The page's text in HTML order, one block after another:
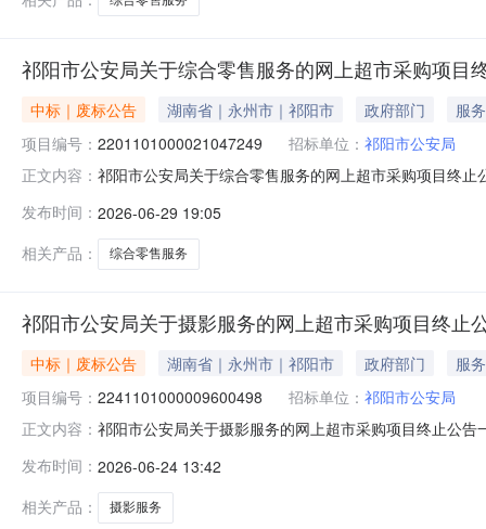
祁阳市公安局关于综合零售服务的网上超市采购项目
中标｜废标公告 湖南省｜永州市｜祁阳市 政府部门
服务
项目编号： 2201101000021047249 招标单位： 祁阳市公安局
正文内容： 祁阳市公安局关于综合零售服务的网上超市采购项目终
八、其他事项：https://hunan.zcygov.cn
发布时间： 2026-06-29 19:05
相关产品：
综合零售服务
祁阳市公安局关于摄影服务的网上超市采购项目终止
中标｜废标公告 湖南省｜永州市｜祁阳市 政府部门
服务
项目编号： 2241101000009600498 招标单位： 祁阳市公安局
正文内容： 祁阳市公安局关于摄影服务的网上超市采购项目终止公
事项：https://hunan.zcygov.cn
发布时间： 2026-06-24 13:42
相关产品：
摄影服务